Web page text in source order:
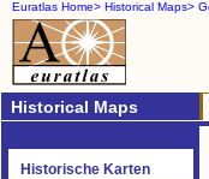
Euratlas Home> Historical Maps>
Historical Maps
Historische Karten